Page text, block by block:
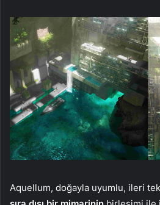
Aquellum, doğayla uyumlu, ileri